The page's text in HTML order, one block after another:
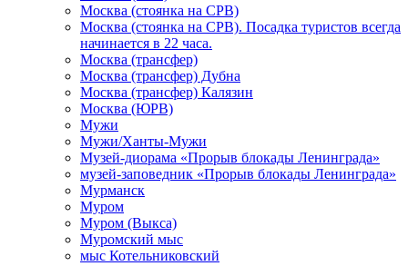
Москва (стоянка на СРВ)
Москва (стоянка на СРВ). Посадка туристов всегда
начинается в 22 часа.
Москва (трансфер)
Москва (трансфер) Дубна
Москва (трансфер) Калязин
Москва (ЮРВ)
Мужи
Мужи/Ханты-Мужи
Музей-диорама «Прорыв блокады Ленинграда»
музей-заповедник «Прорыв блокады Ленинграда»
Мурманск
Муром
Муром (Выкса)
Муромский мыс
мыс Котельниковский